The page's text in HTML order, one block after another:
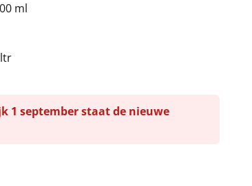
ml
1 september staat de nieuwe